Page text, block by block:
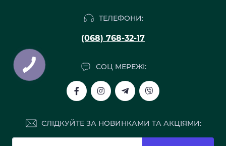
ТЕЛЕФОНИ:
(068) 768-32-17
СОЦ МЕРЕЖІ:
СЛІДКУЙТЕ ЗА НОВИНКАМИ ТА АКЦІЯМИ: